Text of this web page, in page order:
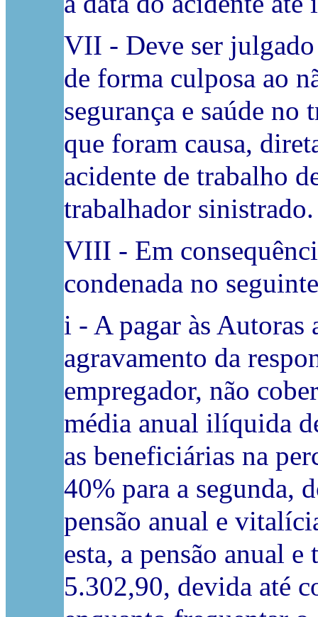
VII - Deve ser julgado
de forma culposa ao
segurança e saúde
que foram causa,
acidente de trabalho
trabalhador sinistrado.
VIII - Em
condenada no
i - A pagar às Autoras
agravamento da
empregador, não
média anual ilíquida
as beneficiárias na
40% para a segunda,
pensão anual e
esta, a pensão anual
5.302,90, devida até